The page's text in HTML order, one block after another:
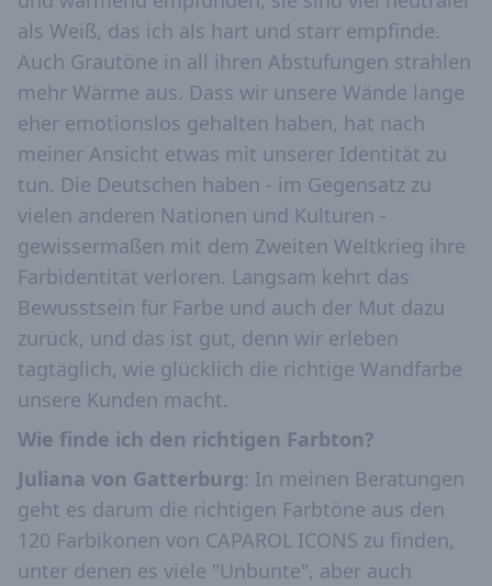
als Weiß, das ich als hart und starr empfinde.
Auch Grautöne in all ihren Abstufungen strahlen
mehr Wärme aus. Dass wir unsere Wände lange
eher emotionslos gehalten haben, hat nach
meiner Ansicht etwas mit unserer Identität zu
tun. Die Deutschen haben - im Gegensatz zu
vielen anderen Nationen und Kulturen -
gewissermaßen mit dem Zweiten Weltkrieg ihre
Farbidentität verloren. Langsam kehrt das
Bewusstsein für Farbe und auch der Mut dazu
zurück, und das ist gut, denn wir erleben
tagtäglich, wie glücklich die richtige Wandfarbe
unsere Kunden macht.
Wie finde ich den richtigen Farbton?
Juliana von Gatterburg: In meinen Beratungen
geht es darum die richtigen Farbtöne aus den
120 Farbikonen von CAPAROL ICONS zu finden,
unter denen es viele "Unbunte", aber auch